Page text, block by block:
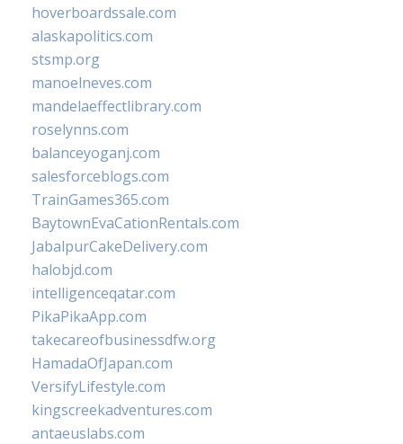
hoverboardssale.com
alaskapolitics.com
stsmp.org
manoelneves.com
mandelaeffectlibrary.com
roselynns.com
balanceyoganj.com
salesforceblogs.com
TrainGames365.com
BaytownEvaCationRentals.com
JabalpurCakeDelivery.com
halobjd.com
intelligenceqatar.com
PikaPikaApp.com
takecareofbusinessdfw.org
HamadaOfJapan.com
VersifyLifestyle.com
kingscreekadventures.com
antaeuslabs.com